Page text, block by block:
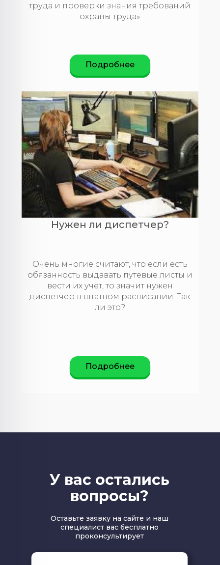
труда и проверки знания требований
охраны труда»​​​​​​​
Подробнее
Нужен ли диспетчер?
Очень многие считают, что если есть
обязанность выдавать путевые листы и
вести их учет, то значит нужен
диспетчер в штатном расписании. Так
ли это?
Подробнее
У вас остались
вопросы?
Оставьте заявку на сайте и наш
специалист вас бесплатно
проконсультирует